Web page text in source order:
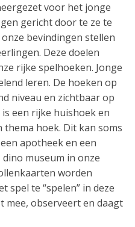
voor het jonge
gericht door te ze te
bevindingen stellen
Deze doelen
rijke spelhoeken. Jonge
leren. De hoeken op
niveau en zichtbaar op
een rijke huishoek en
thema hoek. Dit kan soms
apotheek en een
museum in onze
worden
spel te “spelen” in deze
mee, observeert en daagt